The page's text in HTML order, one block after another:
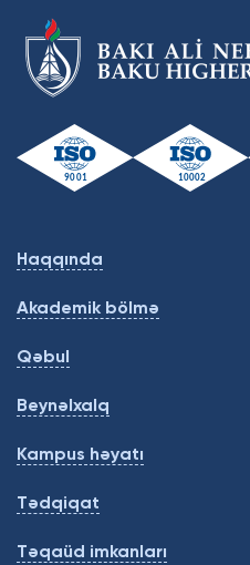
Haqqında
Akademik bölmə
Qəbul
Beynəlxalq
Kampus həyatı
Tədqiqat
Təqaüd imkanları